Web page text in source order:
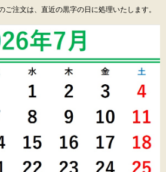
ご注文は、直近の黒字の日に処理いたします。